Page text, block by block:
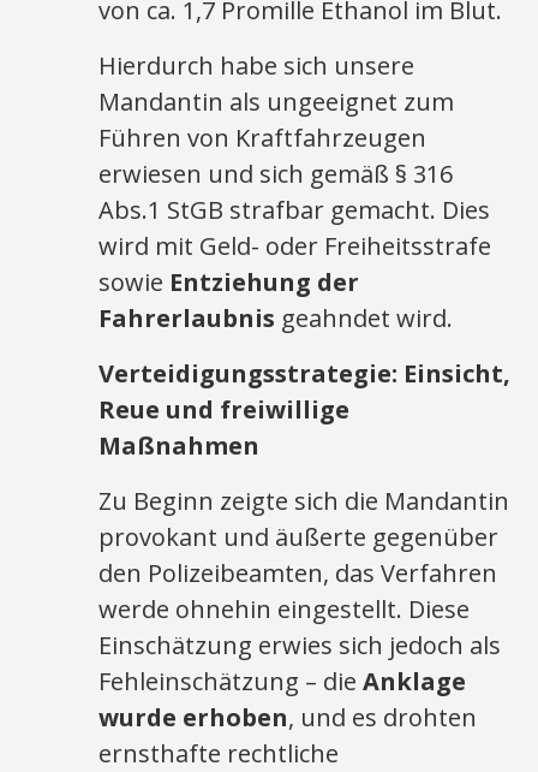
von ca. 1,7 Promille Ethanol im Blut.
Hierdurch habe sich unsere
Mandantin als ungeeignet zum
Führen von Kraftfahrzeugen
erwiesen und sich gemäß § 316
Abs.1 StGB strafbar gemacht. Dies
wird mit Geld- oder Freiheitsstrafe
sowie Entziehung der
Fahrerlaubnis geahndet wird.
Verteidigungsstrategie: Einsicht,
Reue und freiwillige
Maßnahmen
Zu Beginn zeigte sich die Mandantin
provokant und äußerte gegenüber
den Polizeibeamten, das Verfahren
werde ohnehin eingestellt. Diese
Einschätzung erwies sich jedoch als
Fehleinschätzung – dieAnklage
wurde erhoben, und es drohten
ernsthafte rechtliche